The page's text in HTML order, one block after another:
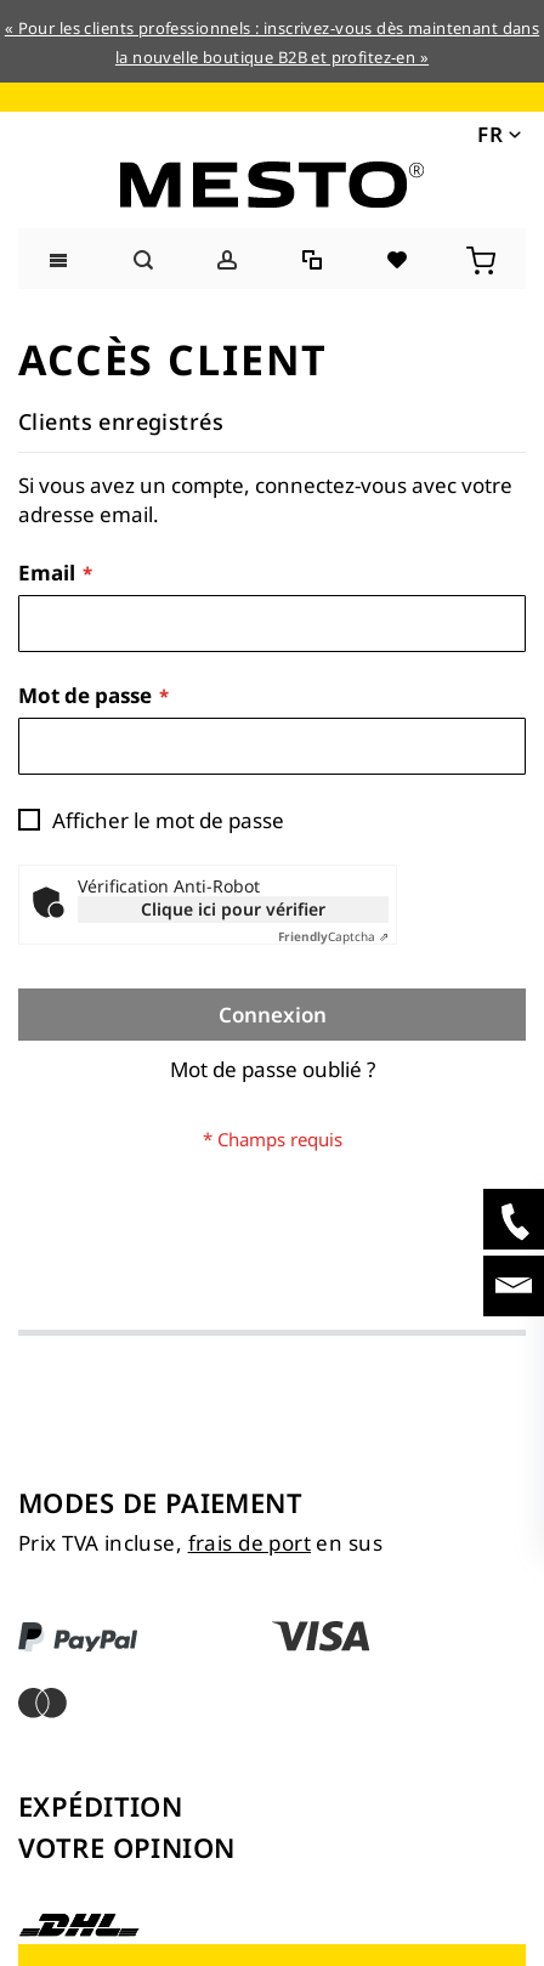
« Pour les clients professionnels : inscrivez-vous dès maintenant dans
la nouvelle boutique B2B et profitez-en »
FR
contenu
ACCÈS CLIENT
Clients enregistrés
Si vous avez un compte, connectez-vous avec votre
adresse email.
Email
Mot de passe
Afficher le mot de passe
Vérification Anti-Robot
Clique ici pour vérifier
FriendlyCaptcha ⇗
Connexion
Mot de passe oublié ?
MODES DE PAIEMENT
Prix TVA incluse, frais de port en sus
EXPÉDITION
VOTRE OPINION